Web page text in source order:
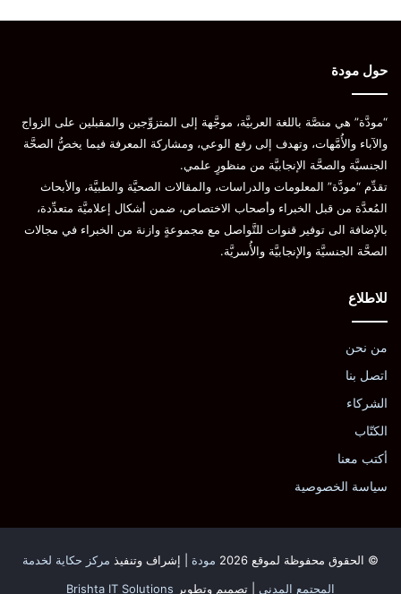
حول مودة
“مودَّة” هي منصَّة باللغة العربيَّة، موجَّهة إلى المتزوِّجين والمقبلين على الزواج
والآباء والأُمَّهات، وتهدف إلى رفع الوعي، ومشاركة المعرفة فيما يخصُّ الصحَّة
الجنسيَّة والصحَّة الإنجابيَّة من منظورٍ علمي.
تقدِّم “مودَّة” المعلومات والدراسات، والمقالات الصحيَّة والطبيَّة، والأبحاث
المُعدَّة من قبل الخبراء وأصحاب الاختصاص، ضمن أشكال إعلاميَّة متعدِّدة،
بالإضافة الى توفير قنوات للتَّواصل مع مجموعةٍ وازنة من الخبراء في مجالات
الصحَّة الجنسيَّة والإنجابيَّة والأُسريَّة.
للاطلاع
من نحن
اتصل بنا
الشركاء
الكتّاب
أكتب معنا
سياسة الخصوصية
© الحقوق محفوظة لموقع 2026 مودة | إشراف وتنفيذ مركز حكاية لخدمة
المجتمع المدني | تصميم وتطوير Brishta IT Solutions